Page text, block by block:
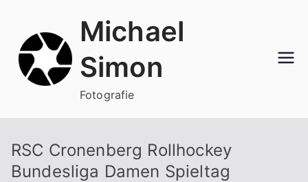
springen
Michael
Simon
Fotografie
RSC Cronenberg Rollhockey
Bundesliga Damen Spieltag